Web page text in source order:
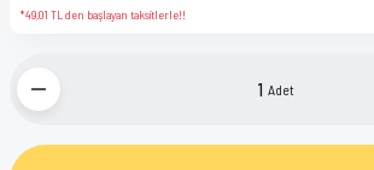
*49,01 TL den başlayan taksitlerle!!
Adet